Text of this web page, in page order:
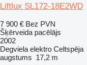
Liftlux SL172-18E2WD
7 900 € Bez PVN
Šķērveida pacēlājs
2002
Degviela elektro Celtspēja
augstums 17,2 m